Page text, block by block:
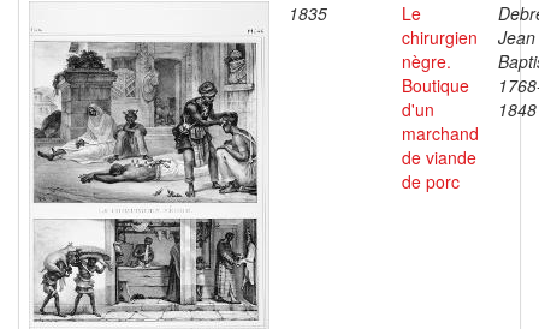
1835
Le
chirurgien
nègre.
Boutique
d'un
marchand
de viande
de porc
Jean
1848